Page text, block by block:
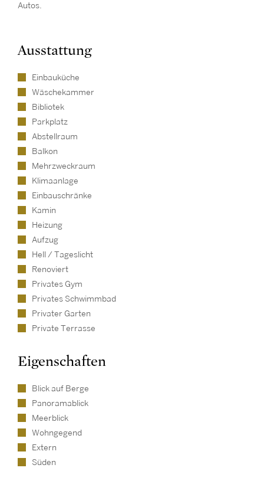
Autos.
Ausstattung
Einbauküche
Wäschekammer
Bibliotek
Parkplatz
Abstellraum
Balkon
Mehrzweckraum
Klimaanlage
Einbauschränke
Kamin
Heizung
Aufzug
Hell / Tageslicht
Renoviert
Privates Gym
Privates Schwimmbad
Privater Garten
Private Terrasse
Eigenschaften
Blick auf Berge
Panoramablick
Meerblick
Wohngegend
Extern
Süden